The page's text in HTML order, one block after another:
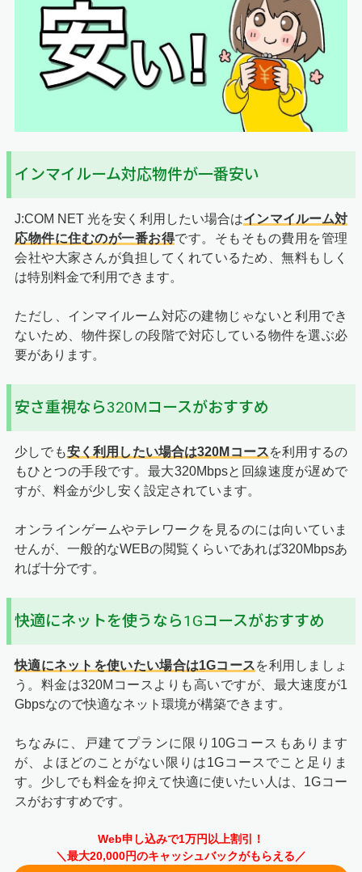
インマイルーム対応物件が一番安い
J:COM NET 光を安く利用したい場合はインマイルーム対
応物件に住むのが一番お得です。そもそもの費用を管理
会社や大家さんが負担してくれているため、無料もしく
は特別料金で利用できます。
ただし、インマイルーム対応の建物じゃないと利用でき
ないため、物件探しの段階で対応している物件を選ぶ必
要があります。
安さ重視なら320Mコースがおすすめ
少しでも安く利用したい場合は320Mコースを利用するの
もひとつの手段です。最大320Mbpsと回線速度が遅めで
すが、料金が少し安く設定されています。
オンラインゲームやテレワークを見るのには向いていま
せんが、一般的なWEBの閲覧くらいであれば320Mbpsあ
れば十分です。
快適にネットを使うなら1Gコースがおすすめ
快適にネットを使いたい場合は1Gコースを利用しましょ
う。料金は320Mコースよりも高いですが、最大速度が1
Gbpsなので快適なネット環境が構築できます。
ちなみに、戸建てプランに限り10Gコースもあります
が、よほどのことがない限りは1Gコースでこと足りま
す。少しでも料金を抑えて快適に使いたい人は、1Gコー
スがおすすめです。
Web申し込みで1万円以上割引！
＼最大20,000円のキャッシュバックがもらえる／